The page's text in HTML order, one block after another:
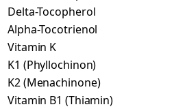
Delta-Tocopherol
Alpha-Tocotrienol
Vitamin K
K1 (Phyllochinon)
K2 (Menachinone)
Vitamin B1 (Thiamin)